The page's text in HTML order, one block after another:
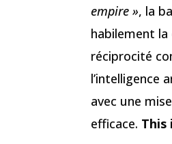
empire », la
habilement
réciprocité
l’intelligence
avec une
efficace. This